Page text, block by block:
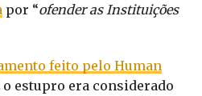
por “ofender as Instituições
feito pelo Human
o estupro era considerado